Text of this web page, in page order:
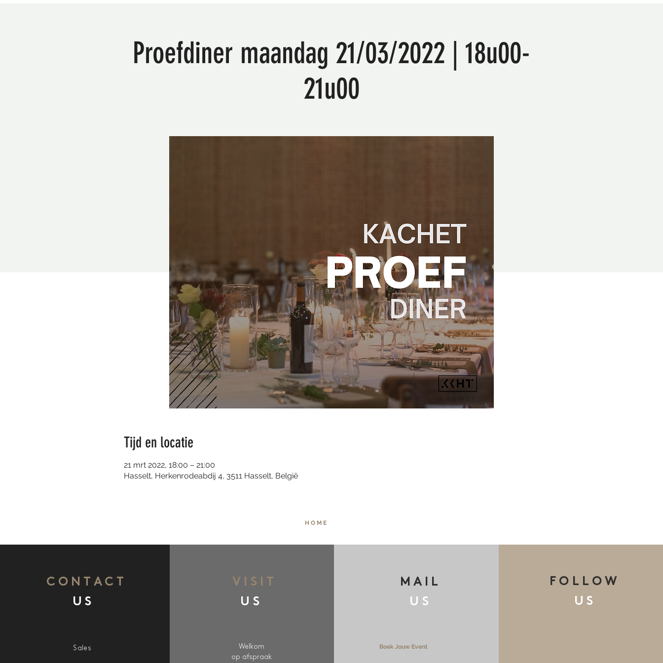
Proefdiner maandag 21/03/2022 | 18u00-
21u00
Tijd en locatie
21 mrt 2022, 18:00 – 21:00
Hasselt, Herkenrodeabdij 4, 3511 Hasselt, België
H O M E
CONTACT
US
Sales
VISIT
US
Welkom
op afspraak
MAIL
US
Boek Jouw Event
FOLLOW
US